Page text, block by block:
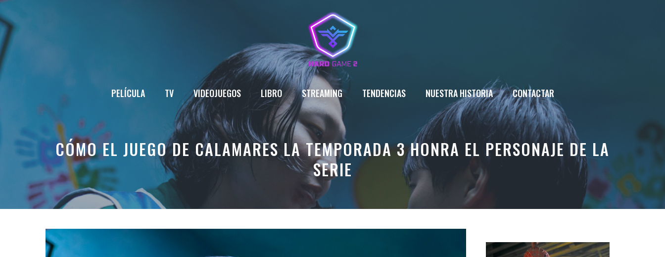
al
contenido
PELÍCULA TV VIDEOJUEGOS LIBRO STREAMING TENDENCIAS NUESTRA HISTORIA CONTACTAR
CÓMO EL JUEGO DE CALAMARES LA TEMPORADA 3 HONRA EL PERSONAJE DE LA
SERIE